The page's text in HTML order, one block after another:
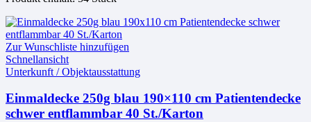
Zur Wunschliste hinzufügen
Schnellansicht
Unterkunft / Objektausstattung
Einmaldecke 250g blau 190×110 cm Patientendecke
schwer entflammbar 40 St./Karton